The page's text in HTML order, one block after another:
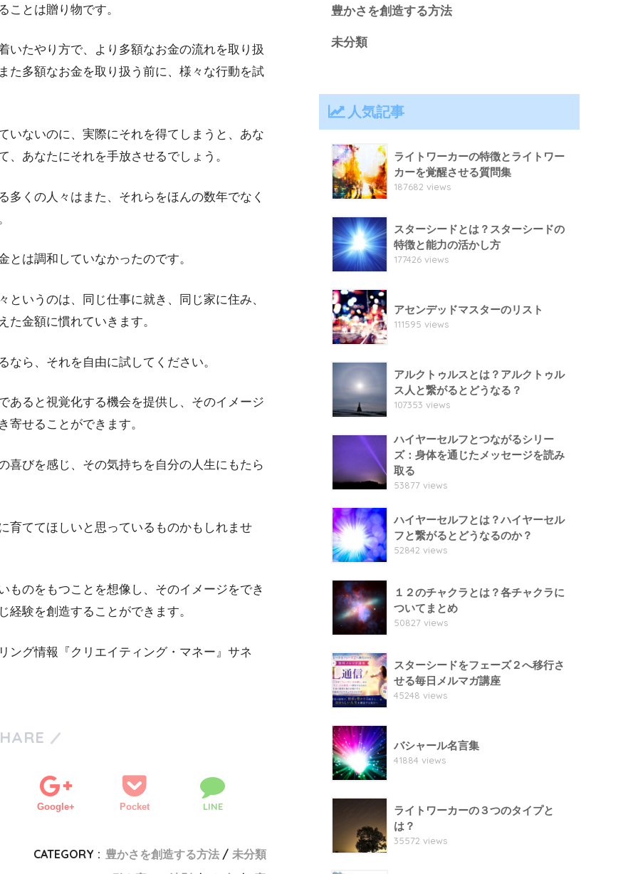
ことは贈り物です。
いたやり方で、より多額なお金の流れを取り扱
た多額なお金を取り扱う前に、様々な行動を試
いないのに、実際にそれを得てしまうと、あな
あなたにそれを手放させるでしょう。
くの人々はまた、それらをほんの数年でなく
は調和していなかったのです。
いうのは、同じ仕事に就き、同じ家に住み、
た金額に慣れていきます。
ら、それを自由に試してください。
あると視覚化する機会を提供し、そのイメージ
寄せることができます。
喜びを感じ、その気持ちを自分の人生にもたら
育ててほしいと思っているものかもしれませ
ものをもつことを想像し、そのイメージをでき
験を創造することができます。
グ情報『クリエイティング・マネー』サネ
Google+ Pocket LINE
CATEGORY : 豊かさを創造する方法
未分類
豊かさを創造する方法
未分類
人気記事
ライトワーカーの特徴とライトワー
カーを覚醒させる質問集
187682 views
スターシードとは？スターシードの
特徴と能力の活かし方
177426 views
アセンデッドマスターのリスト
111595 views
アルクトゥルスとは？アルクトゥル
ス人と繋がるとどうなる？
107353 views
ハイヤーセルフとつながるシリー
ズ：身体を通じたメッセージを読み
取る
53877 views
ハイヤーセルフとは？ハイヤーセル
フと繋がるとどうなるのか？
52842 views
１２のチャクラとは？各チャクラに
ついてまとめ
50827 views
スターシードをフェーズ２へ移行さ
せる毎日メルマガ講座
45248 views
バシャール名言集
41884 views
ライトワーカーの３つのタイプと
は？
35572 views